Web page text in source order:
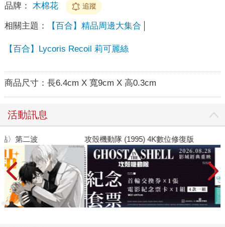
品牌： 木棉花 追蹤
相關主題： 【百合】精品周邊大集合
【百合】Lycoris Recoil 莉可麗絲
商品尺寸： 長6.4cm X 寬9cm X 高0.3cm
活動訊息
攻殼機動隊 (1995) 4K數位修復版